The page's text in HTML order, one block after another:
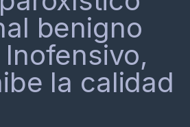
benigno
Inofensivo,
la calidad